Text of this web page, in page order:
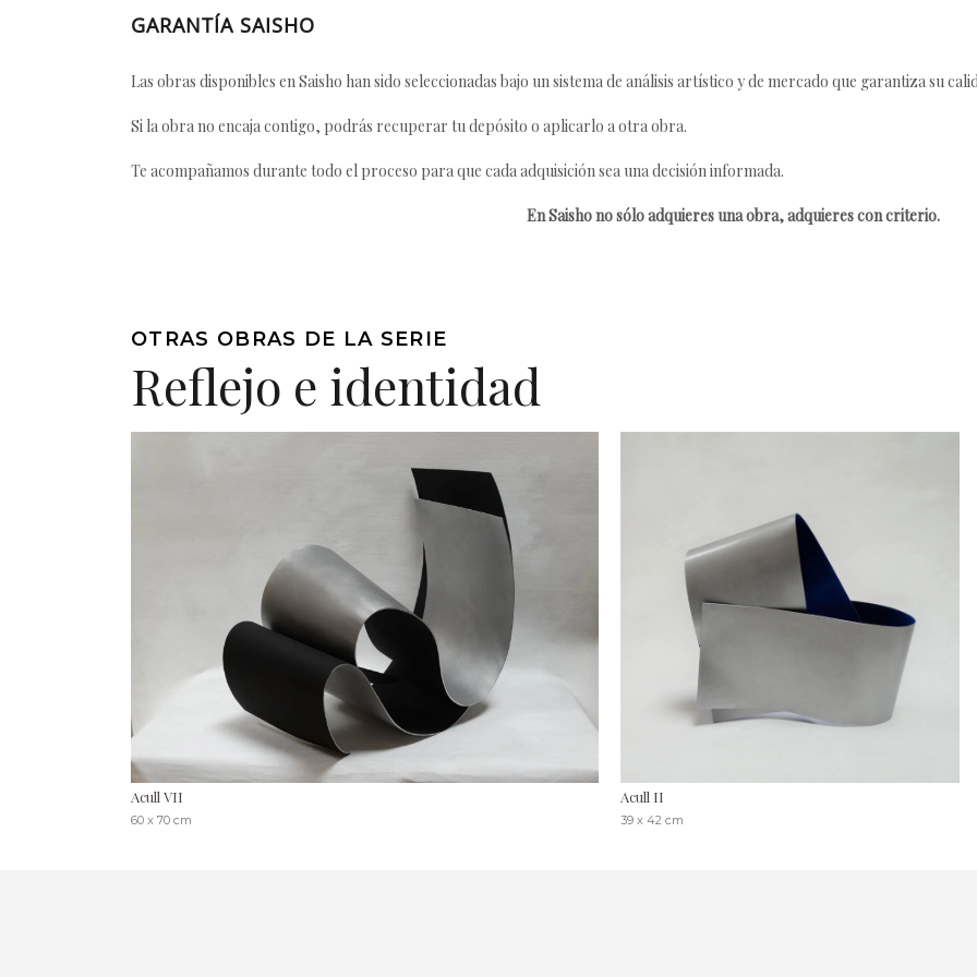
GARANTÍA SAISHO
Las obras disponibles en Saisho han sido seleccionadas bajo un sistema de análisis artístico y de mercado que garantiza su
Si la obra no encaja contigo, podrás recuperar tu depósito o aplicarlo a otra obra.
Te acompañamos durante todo el proceso para que cada adquisición sea una decisión informada.
En Saisho no sólo adquieres una obra, adquieres con criterio.
OTRAS OBRAS DE LA SERIE
Reflejo e identidad
Acull VII
60 x 70 cm
Acull II
39 x 42 cm